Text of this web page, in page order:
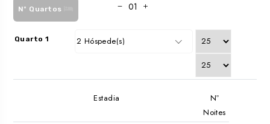
Nº Quartos
Quarto 1 2 Hóspede(s)
Estadia
Nº
Noites